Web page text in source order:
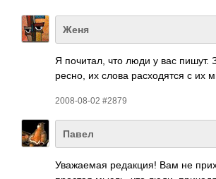
Женя
Я почи­тал, что люди у вас пишут.
ресно, их слова расх­одятся с их
2008-08-02 #2879
Павел
Уваж­аемая реда­кция! Вам не